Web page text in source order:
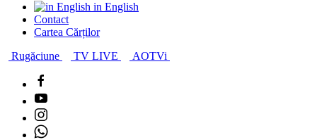
in English
Contact
Cartea Cărților
Rugăciune
TV LIVE AOTVi